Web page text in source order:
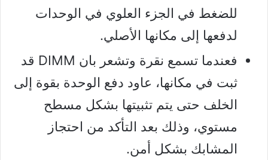
للضغط في الجزء العلوي في الوحدات
لدفعها إلى مكانها الأصلي.
فعندما تسمع نقرة وتشعر بان DIMM قد
ثبت في مكانها، عاود دفع الوحدة بقوة إلى
الخلف حتى يتم تثبيتها بشكل مسطح
مستوي، وذلك بعد التأكد من احتجاز
المشابك بشكل أمن.